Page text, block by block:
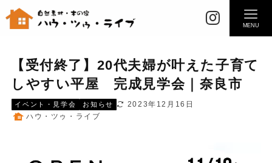
MENU
【受付終了】20代夫婦が叶えた子育て
しやすい平屋 完成見学会｜奈良市
イベント・見学会 お知らせ
2023年12月16日
ハウ・ツゥ・ライブ